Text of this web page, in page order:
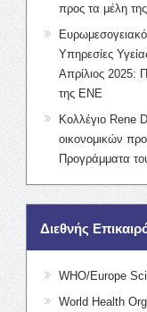
προς τα μέλη
Ευρωμεσογειακό
Υπηρεσίες
Απρίλιος 2025:
της ΕΝΕ
Κολλέγιο Rene
οικονομικών
Προγράμματα
Διεθνής
WHO/Europe
World Health